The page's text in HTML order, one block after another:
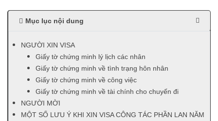
Mục lục nội dung
NGƯỜI XIN VISA
Giấy tờ chứng minh lý lịch các nhân
Giấy tờ chứng minh về tình trạng hôn nhân
Giấy tờ chứng minh về công việc
Giấy tờ chứng minh về tài chính cho chuyến đi
NGƯỜI MỜI
MỘT SỐ LƯU Ý KHI XIN VISA CÔNG TÁC PHẦN LAN NĂM